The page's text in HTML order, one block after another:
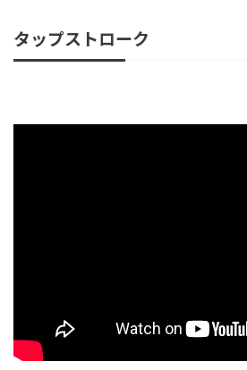
タップストローク